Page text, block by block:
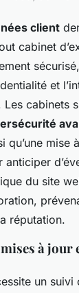
client
cabinet
et
cabinets
qu’une mise
du site
réputation.
à
un suivi